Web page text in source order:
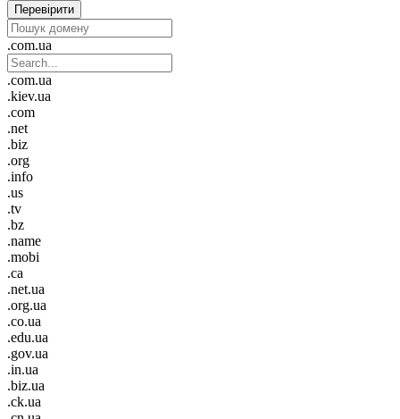
Перевірити
.com.ua
.com.ua
.kiev.ua
.com
.net
.biz
.org
.info
.us
.tv
.bz
.name
.mobi
.ca
.net.ua
.org.ua
.co.ua
.edu.ua
.gov.ua
.in.ua
.biz.ua
.ck.ua